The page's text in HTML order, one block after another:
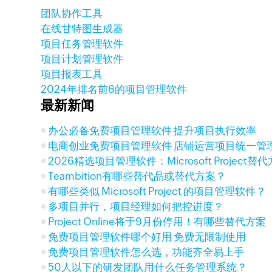
团队协作工具
在线甘特图生成器
项目任务管理软件
项目计划管理软件
项目报表工具
2024年排名前6的项目管理软件
最新新闻
办公必备免费项目管理软件 提升项目执行效率
电商创业免费项目管理软件 店铺运营项目统一管
2026精选项目管理软件：Microsoft Project替代
Teambition有哪些替代品或替代方案？
有哪些类似 Microsoft Project 的项目管理软件？
多项目并行，项目经理如何把控进度？
Project Online将于9月份停用！有哪些替代方案
免费项目管理软件哪个好用 免费无限制使用
免费项目管理软件怎么选，功能齐全易上手
50人以下的研发团队用什么任务管理系统？